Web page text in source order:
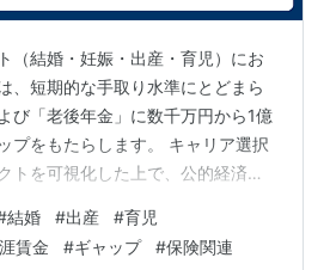
（結婚・妊娠・出産・育児）にお
、短期的な手取り水準にとどまら
び「老後年金」に数千万円から1億
プをもたらします。 キャリア選択
トを可視化した上で、公的経済支
説します。 1. キャリア選択による
プの試算 出産・育児期における働
結婚 #出産 #育児
賃金 #ギャップ #保険関連